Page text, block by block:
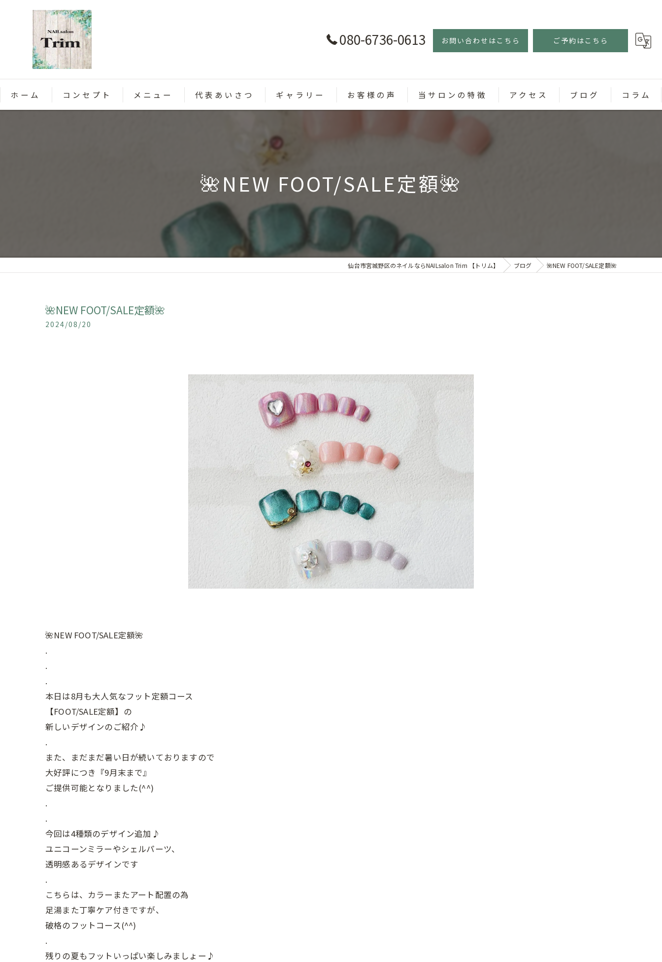
080-6736-0613 お問い合わせはこちら ご予約はこちら
ホーム コンセプト メニュー 代表あいさつ ギャラリー お客様の声 当サロンの特徴
定額制
アクセス ブログ コラム
🌺NEW FOOT/SALE定額🌺
仙台市宮城野区のネイルならNAILsalon Trim 【トリム】 ブログ 🌺NEW FOOT/SALE定額🌺
🌺NEW FOOT/SALE定額🌺
2024/08/20
🌺NEW FOOT/SALE定額🌺
.
.
.
本日は8月も大人気なフット定額コース
【FOOT/SALE定額】の
新しいデザインのご紹介♪
.
また、まだまだ暑い日が続いておりますので
大好評につき『9月末まで』
ご提供可能となりました(^^)
.
.
今回は4種類のデザイン追加♪
ユニコーンミラーやシェルパーツ、
透明感あるデザインです
.
こちらは、カラーまたアート配置の為
足湯また丁寧ケア付きですが、
破格のフットコース(^^)
.
残りの夏もフットいっぱい楽しみましょー♪